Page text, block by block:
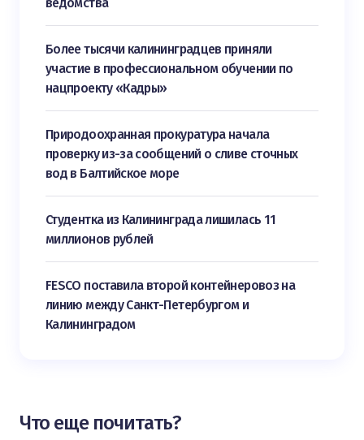
Более тысячи калининградцев приняли
участие в профессиональном обучении по
нацпроекту «Кадры»
Природоохранная прокуратура начала
проверку из-за сообщений о сливе сточных
вод в Балтийское море
Студентка из Калининграда лишилась 11
миллионов рублей
FESCO поставила второй контейнеровоз на
линию между Санкт-Петербургом и
Калининградом
Что еще почитать?